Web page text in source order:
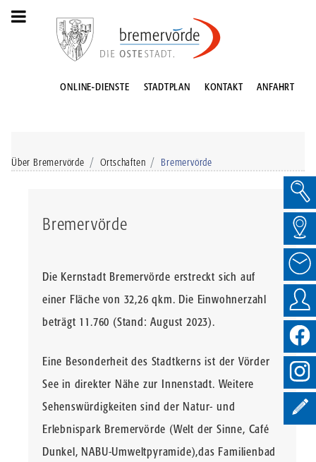
ONLINE-DIENSTE STADTPLAN KONTAKT ANFAHRT
Über Bremervörde Ortschaften Bremervörde
Bremervörde
Die Kernstadt Bremervörde erstreckt sich auf
einer Fläche von 32,26 qkm. Die Einwohnerzahl
beträgt 11.760 (Stand: August 2023).
Eine Besonderheit des Stadtkerns ist der Vörder
See in direkter Nähe zur Innenstadt. Weitere
Sehenswürdigkeiten sind der Natur- und
Erlebnispark Bremervörde (Welt der Sinne, Café
Dunkel, NABU-Umweltpyramide),das Familienbad